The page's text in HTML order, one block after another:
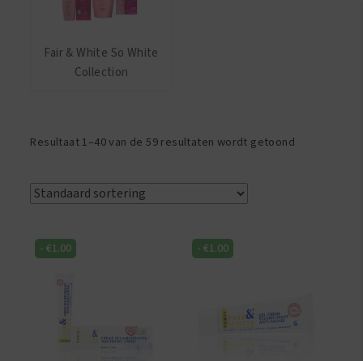
Fair & White So White
Collection
Resultaat 1–40 van de 59 resultaten wordt getoond
-€1.00 -€1.00